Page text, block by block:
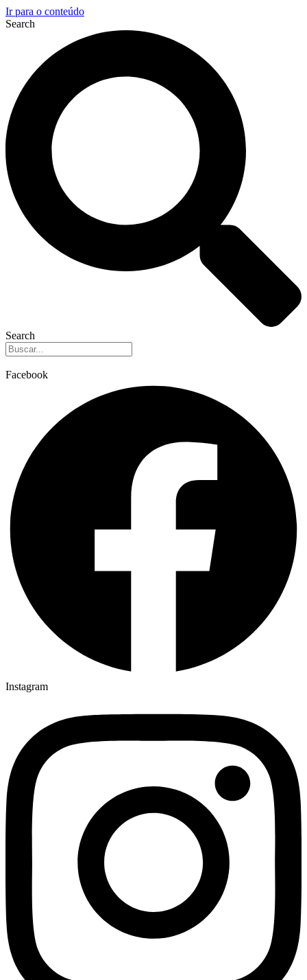
Ir para o conteúdo
Search
Search
Facebook
Instagram